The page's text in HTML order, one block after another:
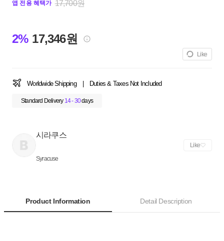
앱 전용 혜택가 17,700원
2% 17,346원
Like
Worldwide Shipping Duties & Taxes Not Included
Standard Delivery 14 - 30days
시라쿠스
Syracuse
Like
Product Information Detail Description